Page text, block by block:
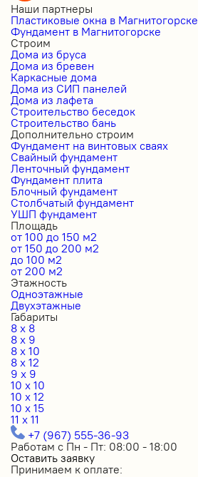
Наши партнеры
Пластиковые окна в Магнитогорске
Фундамент в Магнитогорске
Строим
Дома из бруса
Дома из бревен
Каркасные дома
Дома из СИП панелей
Дома из лафета
Строительство беседок
Строительство бань
Дополнительно строим
Фундамент на винтовых сваях
Свайный фундамент
Ленточный фундамент
Фундамент плита
Блочный фундамент
Столбчатый фундамент
УШП фундамент
Площадь
от 100 до 150 м2
от 150 до 200 м2
до 100 м2
от 200 м2
Этажность
Одноэтажные
Двухэтажные
Габариты
8 x 8
8 x 9
8 x 10
8 x 12
9 x 9
10 x 10
10 x 12
10 x 15
11 x 11
+7 (967) 555-36-93
Работам с Пн - Пт: 08:00 - 18:00
Оставить заявку
Принимаем к оплате: